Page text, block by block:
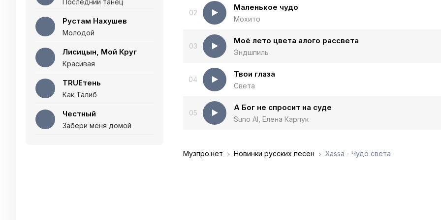
Последний танец
Рустам Нахушев
Молодой
Лисицын, Мой Круг
Красивая
TRUEтень
Как Талиб
Честный
Забери меня домой
02
Маленькое чудо
Мохито
03
Моё лето цвета алого рассвета
Эндшпиль
04
Твои глаза
Света
05
А Бог не спросит на суде
Suno AI, Елена Карпук
Музпро.нет Новинки русских песен Xassa - Чудо света